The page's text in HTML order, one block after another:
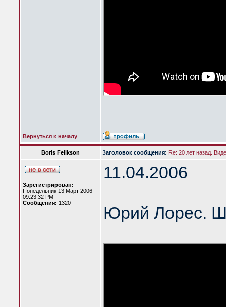
Вернуться к началу
Boris Felikson Заголовок сообщения: Re: 20 лет назад.
Зарегистрирован:
Понедельник 13 Март 2006
09:23:32 PM
Сообщения: 1320
11.04.2006
Юрий Лорес.